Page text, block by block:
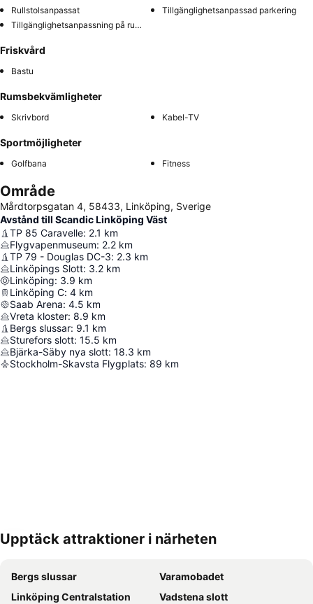
Rullstolsanpassat
Tillgänglighetsanpassad parkering
Tillgänglighetsanpassning på rummet
Friskvård
Bastu
Rumsbekvämligheter
Skrivbord Kabel-TV
Sportmöjligheter
Golfbana Fitness
Område
Mårdtorpsgatan 4, 58433, Linköping, Sverige
Avstånd till Scandic Linköping Väst
TP 85 Caravelle: 2.1 km
Flygvapenmuseum: 2.2 km
TP 79 - Douglas DC-3: 2.3 km
Linköpings Slott: 3.2 km
Linköping: 3.9 km
Linköping C: 4 km
Saab Arena: 4.5 km
Vreta kloster: 8.9 km
Bergs slussar: 9.1 km
Sturefors slott: 15.5 km
Bjärka-Säby nya slott: 18.3 km
Stockholm-Skavsta Flygplats: 89 km
Förstora kartan
Upptäck attraktioner i närheten
Bergs slussar
Varamobadet
Linköping Centralstation
Vadstena slott